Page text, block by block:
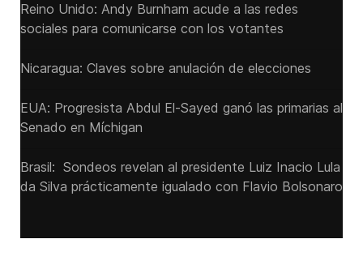
Reino Unido: Andy ‌Burnham acude a las redes
sociales para comunicarse con los votantes
Nicaragua: Claves sobre anulación de elecciones
EUA: Progresista Abdul El-Sayed ganó las primarias al
Senado ‌en Míchigan
Brasil: Sondeos revelan al presidente Luiz Inacio Lula
da Silva prácticamente igualado con Flavio Bolsonaro